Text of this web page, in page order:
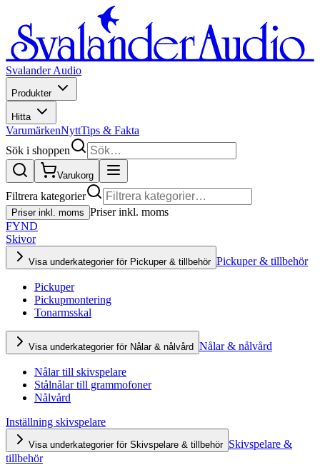
Svalander Audio
Produkter
Hitta
VarumärkenNyttTips & Fakta
Sök i shoppen
Varukorg
Filtrera kategorier
Priser inkl. moms Priser inkl. moms
FYND
Skivor
Visa underkategorier för Pickuper & tillbehör Pickuper & tillbehör
Pickuper
Pickupmontering
Tonarmsskal
Visa underkategorier för Nålar & nålvård Nålar & nålvård
Nålar till skivspelare
Stålnålar till grammofoner
Nålvård
Inställning skivspelare
Visa underkategorier för Skivspelare & tillbehör Skivspelare &
tillbehör